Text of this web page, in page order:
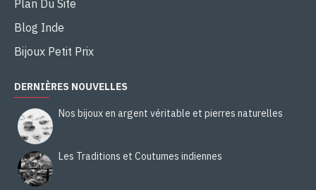
Plan Du Site
Blog Inde
Bijoux Petit Prix
DERNIÈRES NOUVELLES
Nos bijoux en argent véritable et pierres naturelles
Les Traditions et Coutumes indiennes